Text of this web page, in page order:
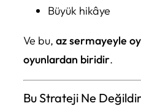
Büyük hikâye
Ve bu, az sermayeyle
oyunlardan biridir.
Bu Strateji Ne